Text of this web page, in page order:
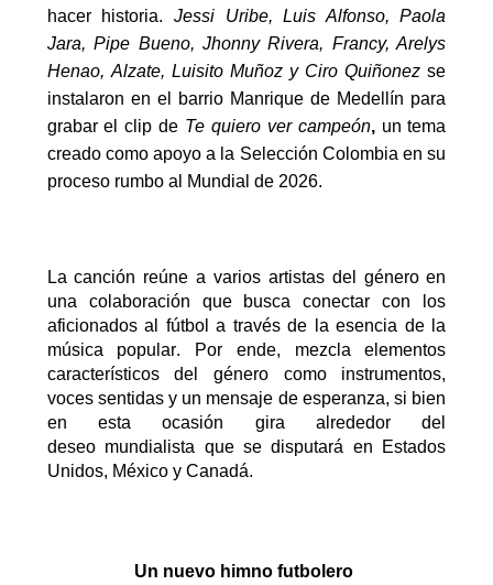
hacer historia.
Jessi Uribe, Luis Alfonso, Paola
Jara, Pipe Bueno, JhonnyRivera, Francy, Arelys
Henao,Alzate, Luisito Muñoz y Ciro Quiñonez se
instalaron en el barrio Manrique de Medellín para
grabar el clip de Te quiero ver campeón,un tema
creado como apoyo a la Selección Colombia en su
proceso rumbo al Mundial de 2026.
La canción reúne a varios artistas del género en
una colaboración que busca conectar con los
aficionados al fútbol a travésde la esencia de la
música popular. Por ende, mezcla elementos
característicosdel género comoinstrumentos,
voces sentidas y un mensaje de esperanza, si bien
en esta ocasión gira alrededordel
deseomundialista que se disputará en Estados
Unidos, México y Canadá.
Un nuevo himno futbolero